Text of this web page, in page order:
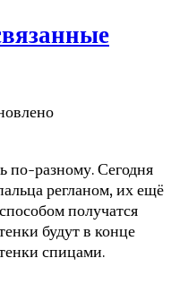
по-разному. Сегодня
регланом, их ещё
получатся
будут в конце
спицами.